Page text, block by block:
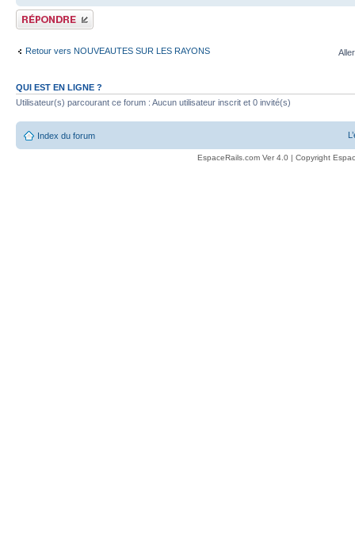
Publier une réponse
Retour vers NOUVEAUTES SUR LES RAYONS
QUI EST EN LIGNE ?
Utilisateur(s) parcourant ce forum : Aucun utilisateur inscrit et 0 invité(s)
Index du forum
EspaceRails.com Ver 4.0 | Copyright